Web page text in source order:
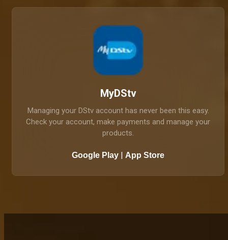
MyDStv
Managing your DStv account has never been this easy.
Check your account, make payments and manage your
products.
Google Play App Store